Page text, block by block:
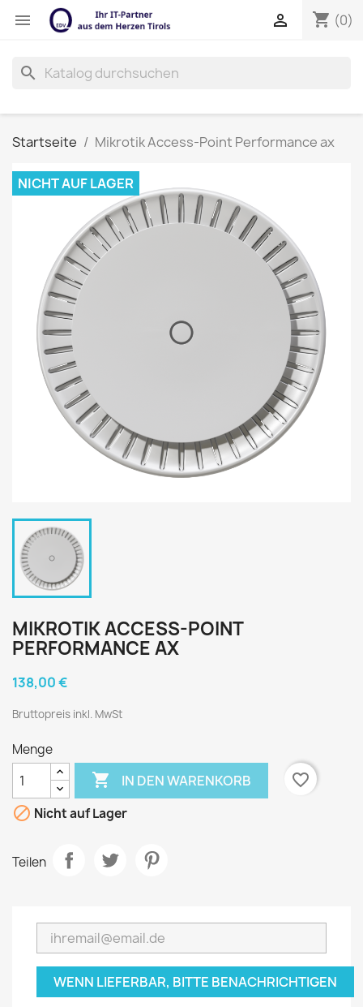
 shopping_cart (0)

search
Startseite Mikrotik Access-Point Performance ax
NICHT AUF LAGER
MIKROTIK ACCESS-POINT
PERFORMANCE AX
138,00 €
Bruttopreis inkl. MwSt
Menge
 IN DEN WARENKORB
favorite_border
 Nicht auf Lager
Teilen
WENN LIEFERBAR, BITTE BENACHRICHTIGEN